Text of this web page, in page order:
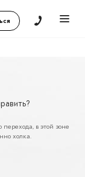
перехода, в этой зоне
холка.